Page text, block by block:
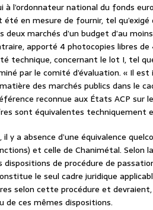
à l’ordonnateur national du fonds
en mesure de fournir, tel qu’exigé
deux marchés d’un budget d’au
apporté 4 photocopies libres
technique, concernant le lot I, tel
par le comité d’évaluation. « Il est
des marchés publics dans le
reconnue aux États ACP sur
sont équivalentes techniquement
il y a absence d’une équivalence
et celle de Chanimétal. Selon
dispositions de procédure de
le seul cadre juridique
selon cette procédure et
de ces mêmes dispositions.